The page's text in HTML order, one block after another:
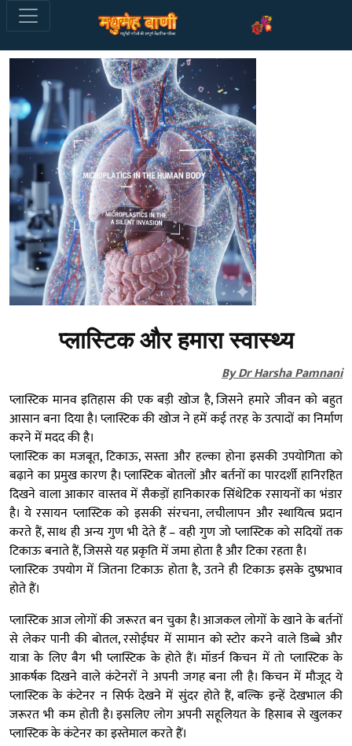
प्लास्टिक और हमारा स्वास्थ्य
By Dr Harsha Pamnani
प्लास्टिक मानव इतिहास की एक बड़ी खोज है, जिसने हमारे जीवन को बहुत
आसान बना दिया है। प्लास्टिक की खोज ने हमें कई तरह के उत्पादों का निर्माण
करने में मदद की है।
प्लास्टिक का मजबूत, टिकाऊ, सस्ता और हल्का होना इसकी उपयोगिता को
बढ़ाने का प्रमुख कारण है। प्लास्टिक बोतलों और बर्तनों का पारदर्शी हानिरहित
दिखने वाला आकार वास्तव में सैकड़ों हानिकारक सिंथेटिक रसायनों का भंडार
है। ये रसायन प्लास्टिक को इसकी संरचना, लचीलापन और स्थायित्व प्रदान
करते हैं, साथ ही अन्य गुण भी देते हैं – वही गुण जो प्लास्टिक को सदियों तक
टिकाऊ बनाते हैं, जिससे यह प्रकृति में जमा होता है और टिका रहता है।
प्लास्टिक उपयोग में जितना टिकाऊ होता है, उतने ही टिकाऊ इसके दुष्प्रभाव
होते हैं।
प्लास्टिक आज लोगों की जरूरत बन चुका है। आजकल लोगों के खाने के बर्तनों
से लेकर पानी की बोतल, रसोईघर में सामान को स्टोर करने वाले डिब्बे और
यात्रा के लिए बैग भी प्लास्टिक के होते हैं। मॉडर्न किचन में तो प्लास्टिक के
आकर्षक दिखने वाले कंटेनरों ने अपनी जगह बना ली है। किचन में मौजूद ये
प्लास्टिक के कंटेनर न सिर्फ देखने में सुंदर होते हैं, बल्कि इन्हें देखभाल की
जरूरत भी कम होती है। इसलिए लोग अपनी सहूलियत के हिसाब से खुलकर
प्लास्टिक के कंटेनर का इस्तेमाल करते हैं।